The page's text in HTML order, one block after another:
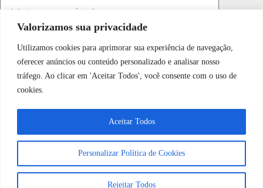
Valorizamos sua privacidade
Utilizamos cookies para aprimorar sua experiência de navegação,
oferecer anúncios ou conteúdo personalizado e analisar nosso
tráfego. Ao clicar em 'Aceitar Todos', você consente com o uso de
cookies.
Personalizar Política de Cookies
Rejeitar Todos
Aceitar Todos
Adicionar comentário *
Salvar meu nome, e-mail e site neste navegador para a
próxima vez que eu comentar.
Publicar comentário
WhatsApp JF Tech
Vamos conversar e descobrir como
podemos ajudá-lo hoje?
Abrir bate-papo